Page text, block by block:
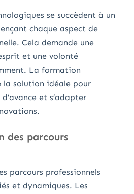
se succèdent à un
chaque aspect de
Cela demande une
et une volonté
La formation
la solution idéale pour
et s’adapter
des parcours
parcours professionnels
et dynamiques. Les